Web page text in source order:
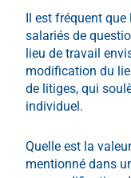
Il est fréquent que
salariés de
lieu de travail
modification du
de litiges, qui
individuel.
Quelle est la
mentionné dans